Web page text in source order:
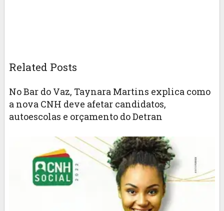
Related Posts
No Bar do Vaz, Taynara Martins explica como
a nova CNH deve afetar candidatos,
autoescolas e orçamento do Detran